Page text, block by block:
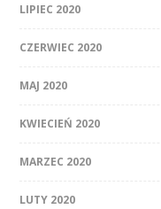
LIPIEC 2020
CZERWIEC 2020
MAJ 2020
KWIECIEŃ 2020
MARZEC 2020
LUTY 2020